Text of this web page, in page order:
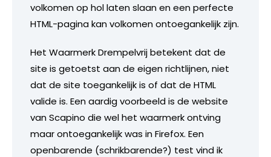
volkomen op hol laten slaan en een perfecte
HTML-pagina kan volkomen ontoegankelijk zijn.
Het Waarmerk Drempelvrij betekent dat de
site is getoetst aan de eigen richtlijnen, niet
dat de site toegankelijk is of dat de HTML
valide is. Een aardig voorbeeld is de website
van Scapino die wel het waarmerk ontving
maar ontoegankelijk was in Firefox. Een
openbarende (schrikbarende?) test vind ik